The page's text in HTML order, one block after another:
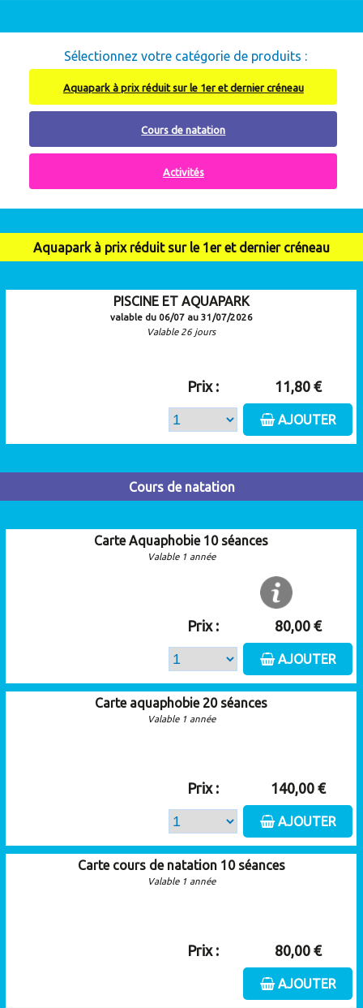
Sélectionnez votre catégorie de produits :
Aquapark à prix réduit sur le 1er et dernier créneau
Cours de natation
Activités
Aquapark à prix réduit sur le 1er et dernier créneau
PISCINE ET AQUAPARK
valable du 06/07 au 31/07/2026
Valable 26 jours
Prix : 11,80 €
AJOUTER
Cours de natation
Carte Aquaphobie 10 séances
Valable 1 année
Prix : 80,00 €
AJOUTER
Carte aquaphobie 20 séances
Valable 1 année
Prix : 140,00 €
AJOUTER
Carte cours de natation 10 séances
Valable 1 année
Prix : 80,00 €
AJOUTER